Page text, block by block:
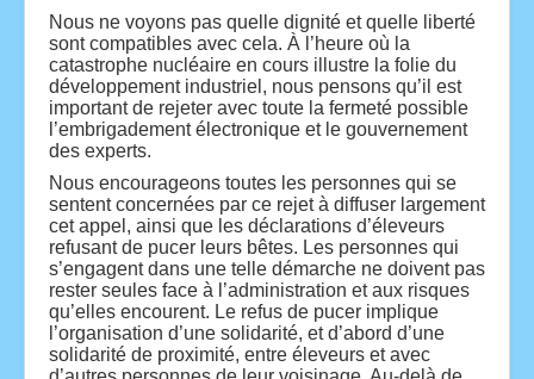
Nous ne voyons pas quelle dignité et quelle liberté
sont compatibles avec cela. À l’heure où la
catastrophe nucléaire en cours illustre la folie du
développement industriel, nous pensons qu’il est
important de rejeter avec toute la fermeté possible
l’embrigadement électronique et le gouvernement
des experts.
Nous encourageons toutes les personnes qui se
sentent concernées par ce rejet à diffuser largement
cet appel, ainsi que les déclarations d’éleveurs
refusant de pucer leurs bêtes. Les personnes qui
s’engagent dans une telle démarche ne doivent pas
rester seules face à l’administration et aux risques
qu’elles encourent. Le refus de pucer implique
l’organisation d’une solidarité, et d’abord d’une
solidarité de proximité, entre éleveurs et avec